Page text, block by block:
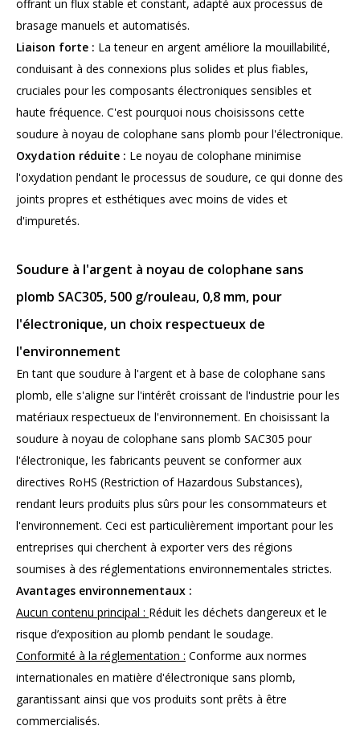
offrant un flux stable et constant, adapté aux processus de
brasage manuels et automatisés.
Liaison forte : La teneur en argent améliore la mouillabilité,
conduisant à des connexions plus solides et plus fiables,
cruciales pour les composants électroniques sensibles et
haute fréquence. C'est pourquoi nous choisissons cette
soudure à noyau de colophane sans plomb pour l'électronique.
Oxydation réduite : Le noyau de colophane minimise
l'oxydation pendant le processus de soudure, ce qui donne des
joints propres et esthétiques avec moins de vides et
d'impuretés.
Soudure à l'argent à noyau de colophane sans
plomb SAC305, 500 g/rouleau, 0,8 mm, pour
l'électronique, un choix respectueux de
l'environnement
En tant que soudure à l'argent et à base de colophane sans
plomb, elle s'aligne sur l'intérêt croissant de l'industrie pour les
matériaux respectueux de l'environnement. En choisissant la
soudure à noyau de colophane sans plomb SAC305 pour
l'électronique, les fabricants peuvent se conformer aux
directives RoHS (Restriction of Hazardous Substances),
rendant leurs produits plus sûrs pour les consommateurs et
l'environnement. Ceci est particulièrement important pour les
entreprises qui cherchent à exporter vers des régions
soumises à des réglementations environnementales strictes.
Avantages environnementaux :
Aucun contenu principal : Réduit les déchets dangereux et le
risque d’exposition au plomb pendant le soudage.
Conformité à la réglementation : Conforme aux normes
internationales en matière d'électronique sans plomb,
garantissant ainsi que vos produits sont prêts à être
commercialisés.